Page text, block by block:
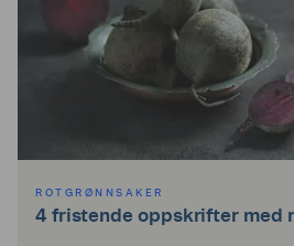
ROTGRØNNSAKER
4 fristende oppskrifter med